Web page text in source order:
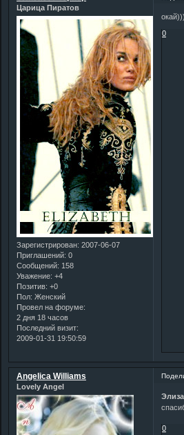
Царица Пиратов
Зарегистрирован: 2007-06-07
Приглашений: 0
Сообщений: 158
Уважение: +4
Позитив: +0
Пол: Женский
Провел на форуме:
2 дня 18 часов
Последний визит:
2009-01-31 19:50:59
окай)))
0
Angelica Williams
Lovely Angel
0